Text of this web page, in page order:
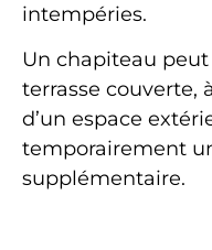
intempéries.
Un chapiteau
terrasse couverte,
d’un espace
temporairement
supplémentaire.